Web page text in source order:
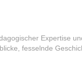
Expertise
fesselnde